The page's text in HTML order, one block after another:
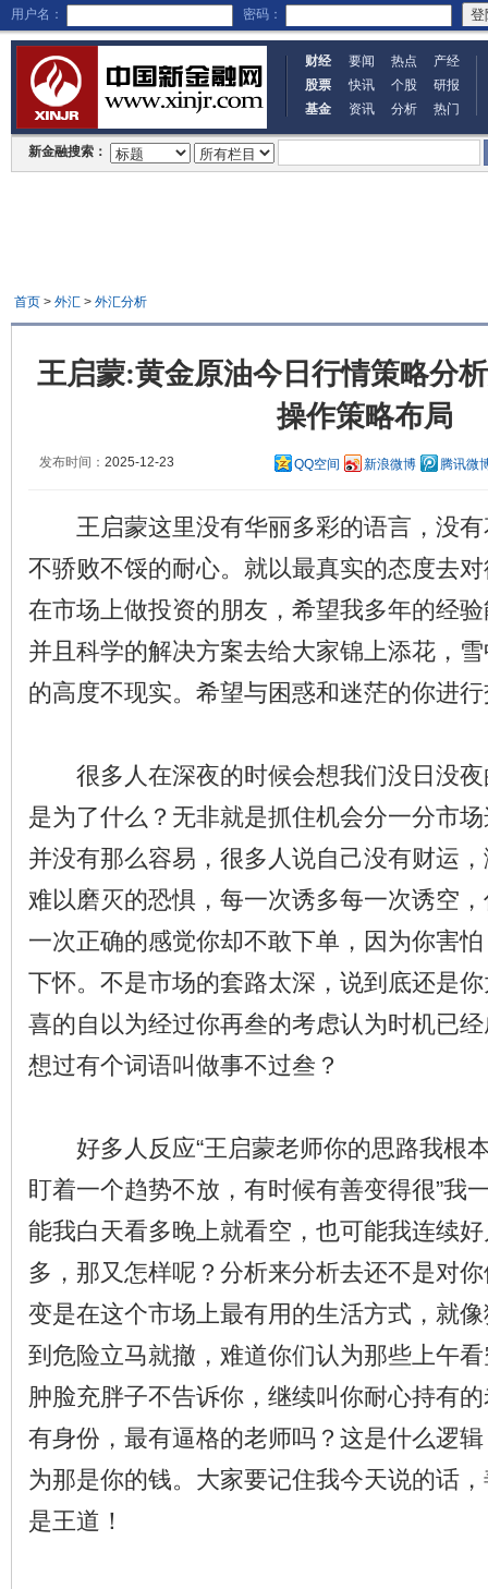
用户名： 密码：
财经 要闻 热点
产经
股票
快讯 个股
研报
基金
资讯 分析 热门
新金融搜索：
首页> 外汇> 外汇分析
王启蒙:黄金原油今日行情策略分
操作策略布局
发布时间： 2025-12-23 QQ空间 新浪微博 腾讯微
王启蒙这里没有华丽多彩的语言，没有
不骄败不馁的耐心。就以最真实的态度去
在市场上做投资的朋友，希望我多年的经
并且科学的解决方案去给大家锦上添花，
的高度不现实。希望与困惑和迷茫的你进
很多人在深夜的时候会想我们没日没夜
是为了什么？无非就是抓住机会分一分市
并没有那么容易，很多人说自己没有财运
难以磨灭的恐惧，每一次诱多每一次诱空
一次正确的感觉你却不敢下单，因为你害
下怀。不是市场的套路太深，说到底还是
喜的自以为经过你再叁的考虑认为时机已
想过有个词语叫做事不过叁？
好多人反应“王启蒙老师你的思路我根
盯着一个趋势不放，有时候有善变得很”我
能我白天看多晚上就看空，也可能我连续
多，那又怎样呢？分析来分析去还不是对
变是在这个市场上最有用的生活方式，就
到危险立马就撤，难道你们认为那些上午
肿脸充胖子不告诉你，继续叫你耐心持有
有身份，最有逼格的老师吗？这是什么逻
为那是你的钱。大家要记住我今天说的话
是王道！